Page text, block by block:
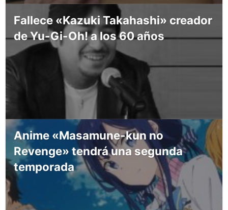
Fallece «Kazuki Takahashi» creador
de Yu-Gi-Oh! a los 60 años
Anime «Masamune-kun no
Revenge» tendrá una segunda
temporada